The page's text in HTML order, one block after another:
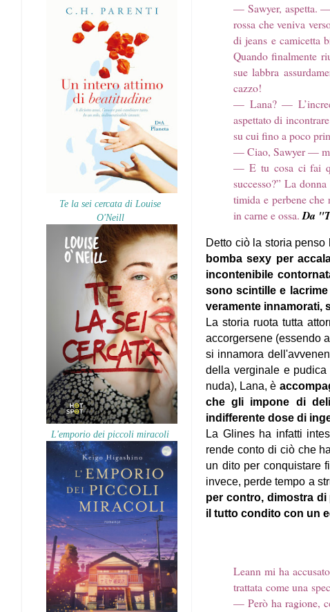
— Sawyer, aspetta.
rossa che veniva
di jeans e camicetta
Quando finalmente
sue labbra
cazzo!
— Lana? —
aspettato di
su cui fino a poco
— Ciao, Sawyer — mi
— E tu cosa ci fai
successo?” La
timida e perbene
in carne e ossa.Da
Detto ciò la storia
bomba sexy per
incontenibile
sono scintille e
veramente innamorati,
La storia ruota tutta
accorgersene (essendo
si innamora
della verginale e
nuda), Lana, è
che gli impone di
indifferente dose di
La Glines ha infatti
rende conto di ciò che
un dito per conquistare
invece, perde tempo a
per contro, dimostra di
il tutto condito con un
Leann mi ha
trattata come una
— Però ha ragione,
Te la sei cercata di Louise
O'Neill
L'emporio dei piccoli miracoli